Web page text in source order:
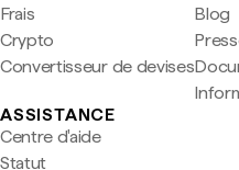
Frais
Crypto
Convertisseur de devises
Blog
ASSISTANCE
Centre d'aide
Statut